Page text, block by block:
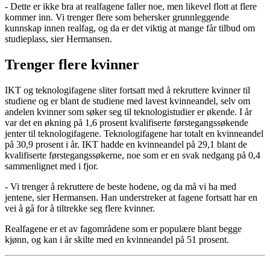
- Dette er ikke bra at realfagene faller noe, men likevel flott at flere
kommer inn. Vi trenger flere som behersker grunnleggende
kunnskap innen realfag, og da er det viktig at mange får tilbud om
studieplass, sier Hermansen.
Trenger flere kvinner
IKT og teknologifagene sliter fortsatt med å rekruttere kvinner til
studiene og er blant de studiene med lavest kvinneandel, selv om
andelen kvinner som søker seg til teknologistudier er økende. I år
var det en økning på 1,6 prosent kvalifiserte førstegangssøkende
jenter til teknologifagene. Teknologifagene har totalt en kvinneandel
på 30,9 prosent i år. IKT hadde en kvinneandel på 29,1 blant de
kvalifiserte førstegangssøkerne, noe som er en svak nedgang på 0,4
sammenlignet med i fjor.
- Vi trenger å rekruttere de beste hodene, og da må vi ha med
jentene, sier Hermansen. Han understreker at fagene fortsatt har en
vei å gå for å tiltrekke seg flere kvinner.
Realfagene er et av fagområdene som er populære blant begge
kjønn, og kan i år skilte med en kvinneandel på 51 prosent.